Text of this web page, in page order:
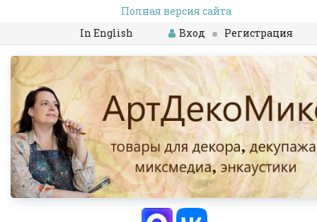
Полная версия сайта
In English
Вход Регистрация